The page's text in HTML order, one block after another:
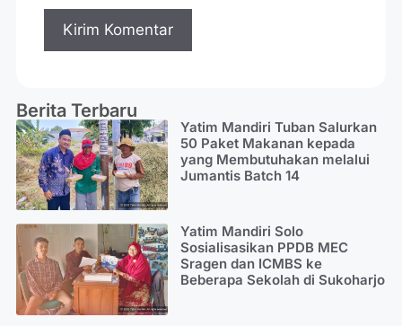
Berita Terbaru
Yatim Mandiri Tuban Salurkan
50 Paket Makanan kepada
yang Membutuhakan melalui
Jumantis Batch 14
Yatim Mandiri Solo
Sosialisasikan PPDB MEC
Sragen dan ICMBS ke
Beberapa Sekolah di Sukoharjo